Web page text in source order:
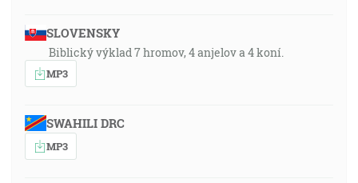
SLOVENSKY
Biblický výklad 7 hromov, 4 anjelov a 4 koní.
MP3
SWAHILI DRC
MP3